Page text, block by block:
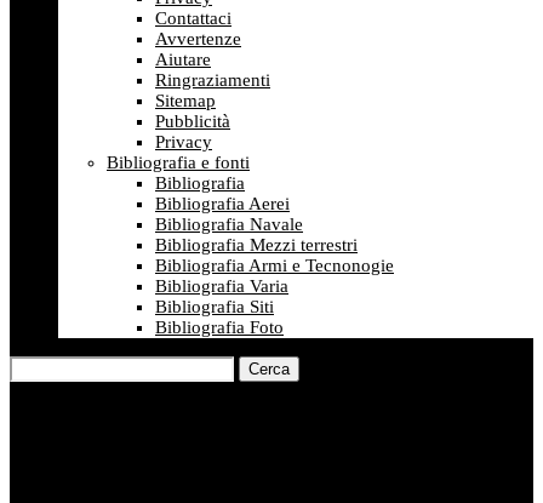
Contattaci
Avvertenze
Aiutare
Ringraziamenti
Sitemap
Pubblicità
Privacy
Bibliografia e fonti
Bibliografia
Bibliografia Aerei
Bibliografia Navale
Bibliografia Mezzi terrestri
Bibliografia Armi e Tecnonogie
Bibliografia Varia
Bibliografia Siti
Bibliografia Foto
Cerca